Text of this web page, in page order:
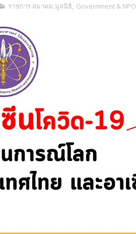
ราชการ สมาคม มูลนิธิ, Government & NPO